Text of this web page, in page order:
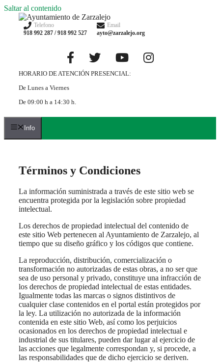
Saltar al contenido
Telefono
918 992 287 / 918 992 527
Email
ayto@zarzalejo.org
HORARIO DE ATENCIÓN PRESENCIAL:
De Lunes a Viernes
De 09:00 h a 14:30 h.
Info
Términos y Condiciones
La información suministrada a través de este sitio web se
encuentra protegida por la legislación sobre propiedad
intelectual.
Los derechos de propiedad intelectual del contenido de
este sitio Web pertenecen al Ayuntamiento de Zarzalejo, al
tiempo que su diseño gráfico y los códigos que contiene.
La reproducción, distribución, comercialización o
transformación no autorizadas de estas obras, a no ser que
sea de uso personal y privado, constituye una infracción de
los derechos de propiedad intelectual de estas entidades.
Igualmente todas las marcas o signos distintivos de
cualquier clase contenidos en el portal están protegidos por
la ley. La utilización no autorizada de la información
contenida en este sitio Web, así como los perjuicios
ocasionados en los derechos de propiedad intelectual e
industrial de sus titulares, pueden dar lugar al ejercicio de
las acciones que legalmente correspondan y, si procede, a
las responsabilidades que de dicho ejercicio se deriven.